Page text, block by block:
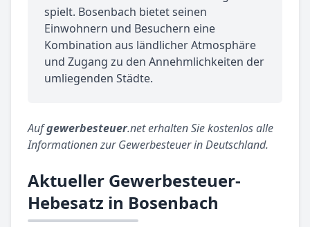
spielt. Bosenbach bietet seinen
Einwohnern und Besuchern eine
Kombination aus ländlicher Atmosphäre
und Zugang zu den Annehmlichkeiten der
umliegenden Städte.
Aufgewerbesteuer.net erhalten Sie kostenlos alle
Informationen zur Gewerbesteuer in Deutschland.
Aktueller Gewerbesteuer-
Hebesatz in Bosenbach